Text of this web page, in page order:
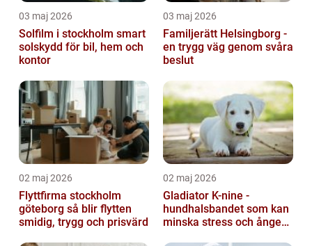
03 maj 2026
Solfilm i stockholm smart
solskydd för bil, hem och
kontor
03 maj 2026
Familjerätt Helsingborg -
en trygg väg genom svåra
beslut
02 maj 2026
Flyttfirma stockholm
göteborg så blir flytten
smidig, trygg och prisvärd
02 maj 2026
Gladiator K-nine -
hundhalsbandet som kan
minska stress och ångest